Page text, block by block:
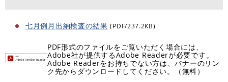
七月例月出納検査の結果 (PDF/237.2KB)
PDF形式のファイルをご覧いただく場合には、
Adobe社が提供するAdobe Readerが必要です。
Adobe Readerをお持ちでない方は、バナーのリン
ク先からダウンロードしてください。（無料）